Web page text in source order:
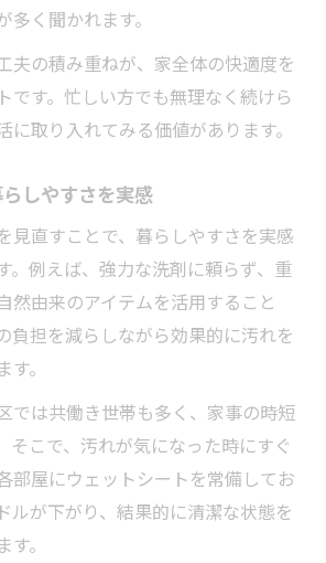
く聞かれます。
夫の積み重ねが、家全体の快適度を
です。忙しい方でも無理なく続けら
に取り入れてみる価値があります。
しやすさを実感
見直すことで、暮らしやすさを実感
。例えば、強力な洗剤に頼らず、重
然由来のアイテムを活用すること
負担を減らしながら効果的に汚れを
。
では共働き世帯も多く、家事の時短
そこで、汚れが気になった時にすぐ
部屋にウェットシートを常備してお
ルが下がり、結果的に清潔な状態を
。